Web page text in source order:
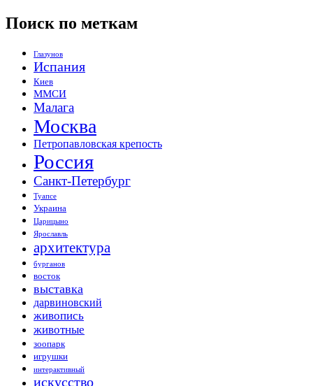
Поиск по меткам
Глазунов
Испания
Киев
ММСИ
Малага
Москва
Петропавловская крепость
Россия
Санкт-Петербург
Туапсе
Украина
Царицыно
Ярославль
архитектура
бурганов
восток
выставка
дарвиновский
живопись
животные
зоопарк
игрушки
интерактивный
искусство